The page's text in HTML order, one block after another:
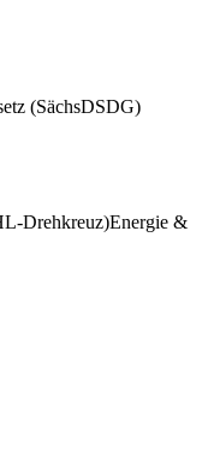
(SächsDSDG)
Drehkreuz)Energie &